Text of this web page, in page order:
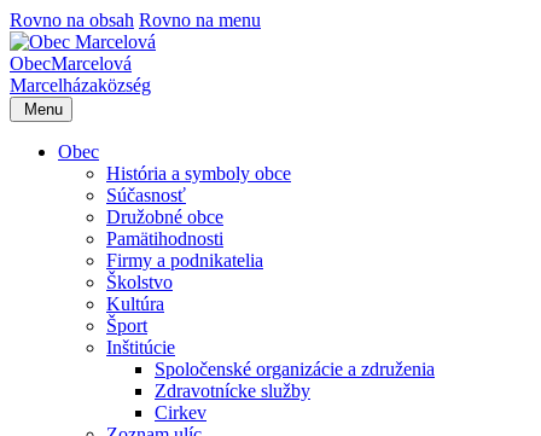
Rovno na obsah Rovno na menu
ObecMarcelová
Marcelházaközség
Menu
Obec
História a symboly obce
Súčasnosť
Družobné obce
Pamätihodnosti
Firmy a podnikatelia
Školstvo
Kultúra
Šport
Inštitúcie
Spoločenské organizácie a združenia
Zdravotnícke služby
Cirkev